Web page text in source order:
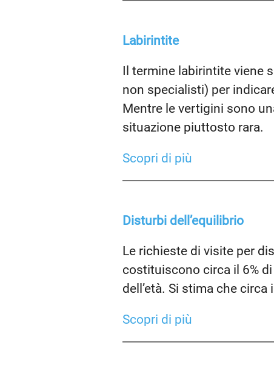
Labirintite
Il termine labirintite viene
non specialisti) per
Mentre le vertigini sono
situazione piuttosto rara.
Scopri di più
Disturbi dell’equilibrio
Le richieste di visite per
costituiscono circa il 6%
dell’età. Si stima che
Scopri di più